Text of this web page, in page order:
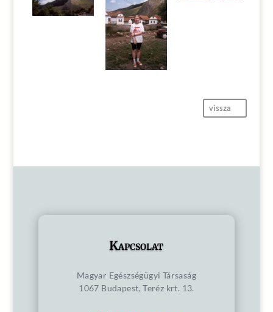
vissza
Kapcsolat
Magyar Egészségügyi Társaság
1067 Budapest, Teréz krt. 13.